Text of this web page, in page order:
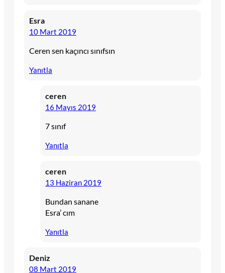
Esra
10 Mart 2019
Ceren sen kaçıncı sınıfsın
Yanıtla
ceren
16 Mayıs 2019
7 sınıf
Yanıtla
ceren
13 Haziran 2019
Bundan sanane
Esra’ cım
Yanıtla
Deniz
08 Mart 2019